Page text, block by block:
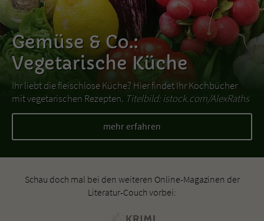
Gemüse & Co.:
Vegetarische Küche
Ihr liebt die fleischlose Küche? Hier findet Ihr Kochbücher
mit vegetarischen Rezepten. Titelbild: istock.com/AlexRaths
mehr erfahren
Schau doch mal bei den weiteren Online-Magazinen der
Literatur-Couch vorbei: